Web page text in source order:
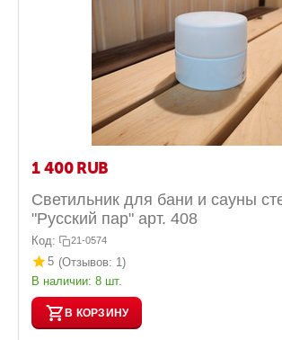
1 400 RUB
Светильник для бани и сауны
"Русский пар" арт. 408
Код: 21-0574
5 (Отзывов: 1)
В наличии: 8 шт.
В КОРЗИНУ